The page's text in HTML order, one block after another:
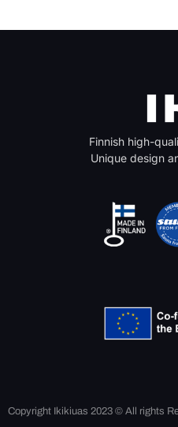
Finnish high-
Unique design
Copyright Ikikiuas 2023 © All rights